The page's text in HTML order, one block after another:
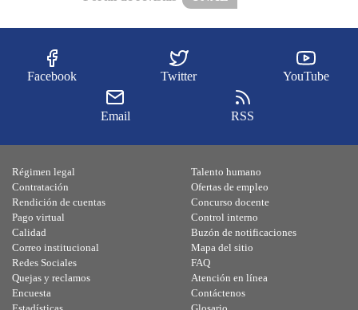
Facebook Twitter YouTube
Email RSS
Régimen legal
Contratación
Rendición de cuentas
Pago virtual
Calidad
Talento humano
Ofertas de empleo
Concurso docente
Control interno
Buzón de notificaciones
Correo institucional
Redes Sociales
Quejas y reclamos
Encuesta
Mapa del sitio
FAQ
Atención en línea
Contáctenos